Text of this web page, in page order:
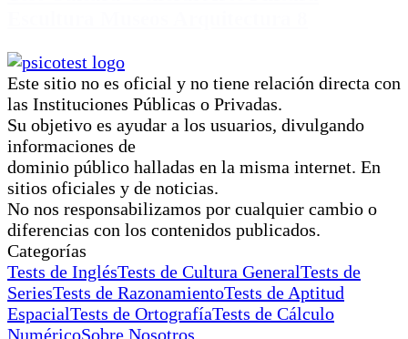
Este sitio no es oficial y no tiene relación directa con
las Instituciones Públicas o Privadas.
Su objetivo es ayudar a los usuarios, divulgando
informaciones de
dominio público halladas en la misma internet. En
sitios oficiales y de noticias.
No nos responsabilizamos por cualquier cambio o
diferencias con los contenidos publicados.
Categorías
Tests de InglésTests de Cultura GeneralTests de
SeriesTests de RazonamientoTests de Aptitud
EspacialTests de OrtografíaTests de Cálculo
NuméricoSobre Nosotros